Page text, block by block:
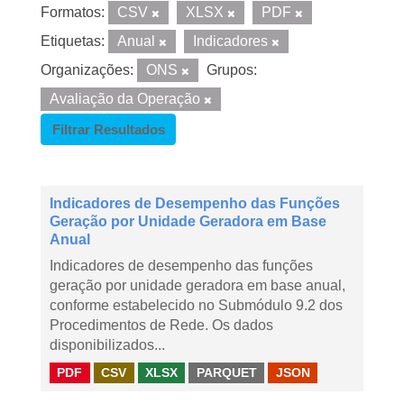
Formatos: CSV XLSX
PDF
Etiquetas:
Anual
Indicadores
Organizações:
ONS
Grupos:
Avaliação da Operação
Filtrar Resultados
Indicadores de Desempenho das Funções
Geração por Unidade Geradora em Base
Anual
Indicadores de desempenho das funções
geração por unidade geradora em base anual,
conforme estabelecido no Submódulo 9.2 dos
Procedimentos de Rede. Os dados
disponibilizados...
PDF CSV XLSX PARQUET JSON